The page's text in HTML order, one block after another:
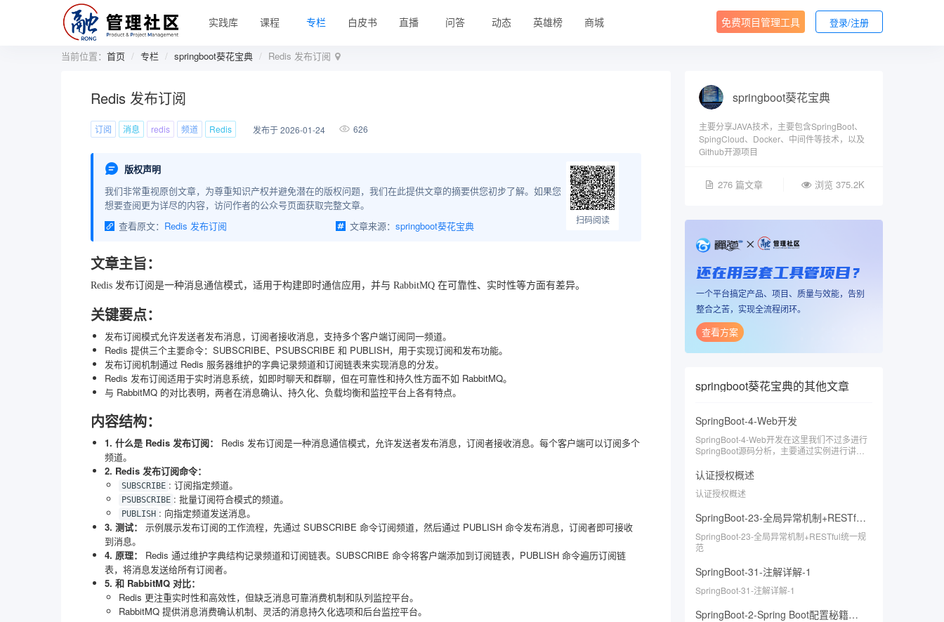
实践库 课程 专栏 白皮书 直播 问答 动态 英雄榜 商城 免费项目管理工具 登录/注册
当前位置： 首页 专栏 springboot葵花宝典 Redis 发布订阅
Redis 发布订阅
订阅 消息 redis 频道 Redis 发布于 2026-01-24 626
版权声明
我们非常重视原创文章，为尊重知识产权并避免潜在的版权问题，我们在此提供文章的摘要供您初步了解。如果您
想要查阅更为详尽的内容，访问作者的公众号页面获取完整文章。
查看原文： Redis 发布订阅 文章来源： springboot葵花宝典 扫码阅读
文章主旨：
Redis 发布订阅是一种消息通信模式，适用于构建即时通信应用，并与 RabbitMQ 在可靠性、实时性等方面有差异。
关键要点：
发布订阅模式允许发送者发布消息，订阅者接收消息，支持多个客户端订阅同一频道。
Redis 提供三个主要命令：SUBSCRIBE、PSUBSCRIBE 和 PUBLISH，用于实现订阅和发布功能。
发布订阅机制通过 Redis 服务器维护的字典记录频道和订阅链表来实现消息的分发。
Redis 发布订阅适用于实时消息系统，如即时聊天和群聊，但在可靠性和持久性方面不如 RabbitMQ。
与 RabbitMQ 的对比表明，两者在消息确认、持久化、负载均衡和监控平台上各有特点。
内容结构：
1. 什么是 Redis 发布订阅：
Redis 发布订阅是一种消息通信模式，允许发送者发布消息，订阅者接收消息。每个客户端可以订阅多个
频道。
2. Redis 发布订阅命令：
SUBSCRIBE : 订阅指定频道。
PSUBSCRIBE : 批量订阅符合模式的频道。
PUBLISH : 向指定频道发送消息。
3. 测试：
示例展示发布订阅的工作流程，先通过 SUBSCRIBE 命令订阅频道，然后通过 PUBLISH 命令发布消息，订阅者即可接收
到消息。
4. 原理：
Redis 通过维护字典结构记录频道和订阅链表。SUBSCRIBE 命令将客户端添加到订阅链表，PUBLISH 命令遍历订阅链
表，将消息发送给所有订阅者。
5. 和 RabbitMQ 对比：
Redis 更注重实时性和高效性，但缺乏消息可靠消费机制和队列监控平台。
RabbitMQ 提供消息消费确认机制、灵活的消息持久化选项和后台监控平台。
springboot葵花宝典
主要分享JAVA技术，主要包含SpringBoot、
SpingCloud、Docker、中间件等技术，以及
Github开源项目
276 篇文章 浏览 375.2K
还在用多套工具管项目？
一个平台搞定产品、项目、质量与效能，告别
整合之苦，实现全流程闭环。
查看方案
springboot葵花宝典的其他文章
SpringBoot-4-Web开发
SpringBoot-4-Web开发在这里我们不过多进行
SpringBoot源码分析，主要通过实例进行讲
认证授权概述
认证授权概述
SpringBoot-23-全局异常机制+RESTful统一规范
SpringBoot-23-全局异常机制+RESTful统一规
范
​SpringBoot-31-注解详解-1
SpringBoot-31-注解详解-1
SpringBoot-2-Spring Boot配置秘籍：快速掌握基础配置技巧